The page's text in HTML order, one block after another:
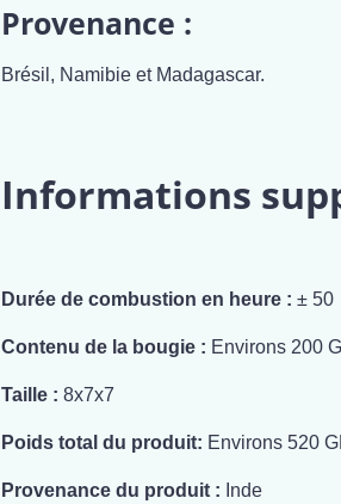
Provenance :
Brésil, Namibie et Madagascar.
Informations
Durée de combustion en heure : ± 50
Contenu de la bougie : Environs 200
Taille : 8x7x7
Poids total du produit: Environs 520
Provenance du produit : Inde